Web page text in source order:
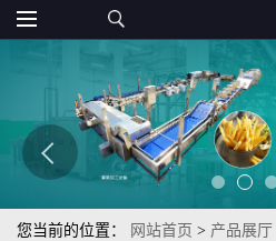
您当前的位置： 网站首页 > 产品展厅